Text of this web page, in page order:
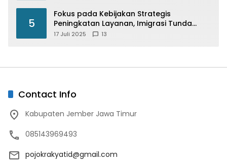
5
Fokus pada Kebijakan Strategis
Peningkatan Layanan, Imigrasi Tunda
Paspor Desain Merah Putih
17 Juli 2025 13
Contact Info
Kabupaten Jember Jawa Timur
085143969493
pojokrakyatid@gmail.com